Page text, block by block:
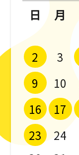
日
月
2
3
9
10
16
17
23
24